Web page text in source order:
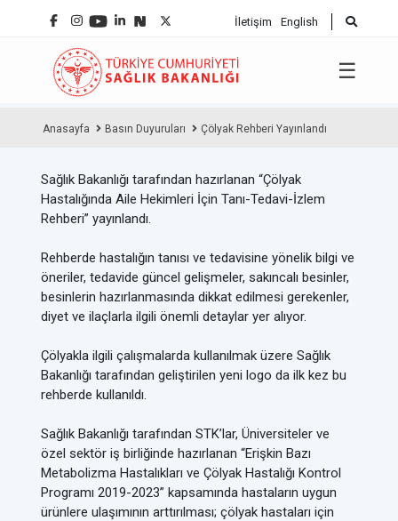
İletişim English
☰
Anasayfa Basın Duyuruları Çölyak Rehberi Yayınlandı
Sağlık Bakanlığı tarafından hazırlanan “Çölyak
Hastalığında Aile Hekimleri İçin Tanı-Tedavi-İzlem
Rehberi” yayınlandı.
Rehberde hastalığın tanısı ve tedavisine yönelik bilgi ve
öneriler, tedavide güncel gelişmeler, sakıncalı besinler,
besinlerin hazırlanmasında dikkat edilmesi gerekenler,
diyet ve ilaçlarla ilgili önemli detaylar yer alıyor.
Çölyakla ilgili çalışmalarda kullanılmak üzere Sağlık
Bakanlığı tarafından geliştirilen yeni logo da ilk kez bu
rehberde kullanıldı.
Sağlık Bakanlığı tarafından STK’lar, Üniversiteler ve
özel sektör iş birliğinde hazırlanan “Erişkin Bazı
Metabolizma Hastalıkları ve Çölyak Hastalığı Kontrol
Programı 2019-2023” kapsamında hastaların uygun
ürünlere ulaşımının arttırılması; çölyak hastaları için